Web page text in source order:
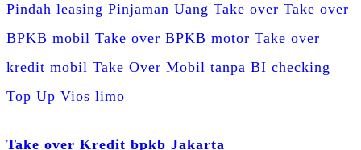
Pindah leasing Pinjaman Uang Take over Take over
BPKB mobil Take over BPKB motor Take over
kredit mobil Take Over Mobil tanpa BI checking
Top Up Vios limo
Take over Kredit bpkb Jakarta